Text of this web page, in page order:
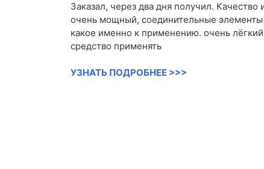
Заказал, через два дня получил.
очень мощный, соединительные элементы
какое именно к применению. очень
средство применять
УЗНАТЬ ПОДРОБНЕЕ >>>